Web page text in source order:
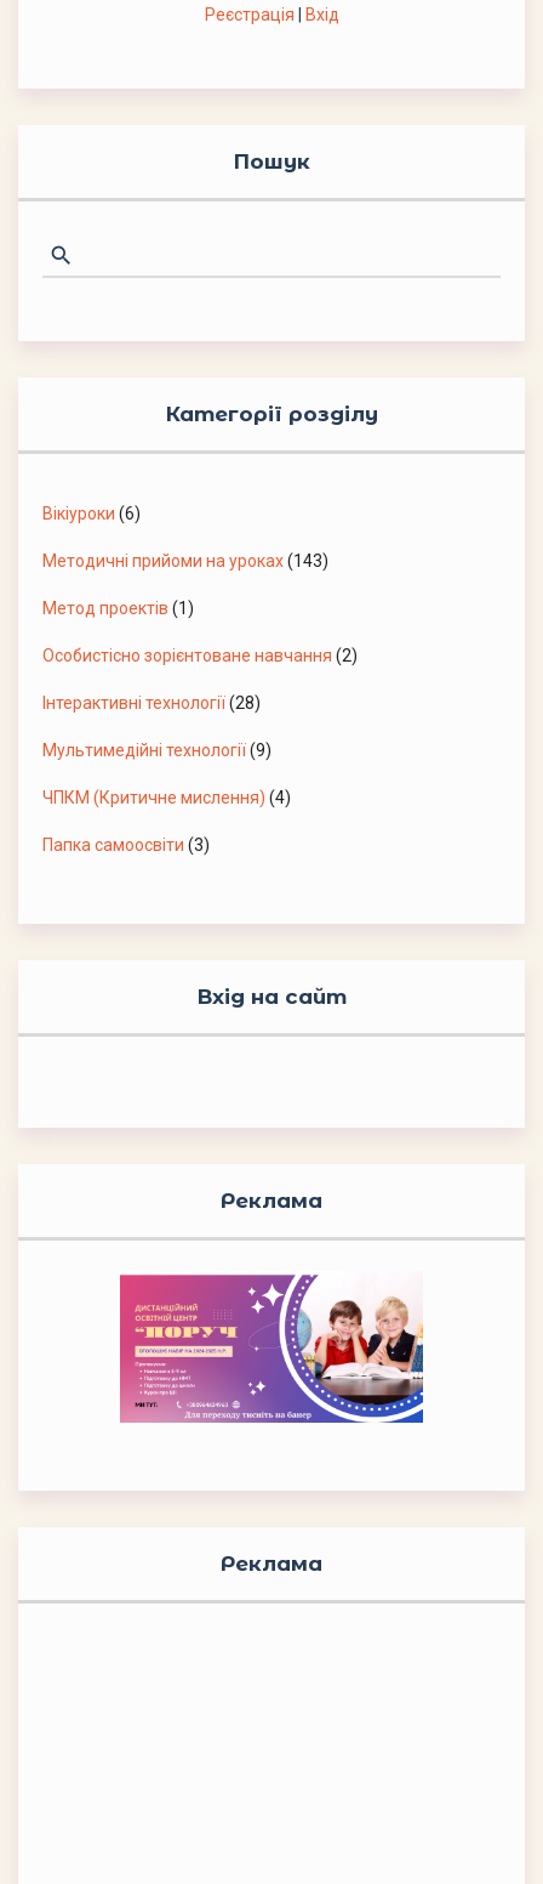
Реєстрація Вхід
Пошук
Категорії розділу
Вікіуроки (6)
Методичні прийоми на уроках(143)
Метод проектів (1)
Особистісно зорієнтоване навчання (2)
Інтерактивні технології(28)
Мультимедійні технології(9)
ЧПКМ (Критичне мислення) (4)
Папка самоосвіти (3)
Вхід на сайт
Реклама
Реклама